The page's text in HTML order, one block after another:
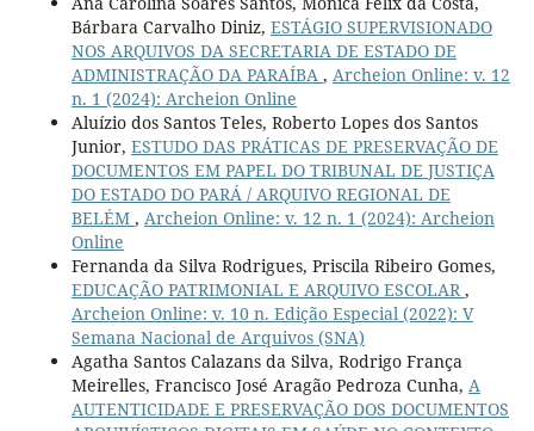
Bárbara Carvalho Diniz, ESTÁGIO SUPERVISIONADO
NOS ARQUIVOS DA SECRETARIA DE ESTADO DE
ADMINISTRAÇÃO DA PARAÍBA , Archeion Online: v. 12
n. 1 (2024): Archeion Online
Aluízio dos Santos Teles, Roberto Lopes dos Santos
Junior, ESTUDO DAS PRÁTICAS DE PRESERVAÇÃO DE
DOCUMENTOS EM PAPEL DO TRIBUNAL DE JUSTIÇA
DO ESTADO DO PARÁ / ARQUIVO REGIONAL DE
BELÉM , Archeion Online: v. 12 n. 1 (2024): Archeion
Online
Fernanda da Silva Rodrigues, Priscila Ribeiro Gomes,
EDUCAÇÃO PATRIMONIAL E ARQUIVO ESCOLAR,
Archeion Online: v. 10 n. Edição Especial (2022): V
Semana Nacional de Arquivos (SNA)
Agatha Santos Calazans da Silva, Rodrigo França
Meirelles, Francisco José Aragão Pedroza Cunha, A
AUTENTICIDADE E PRESERVAÇÃO DOS DOCUMENTOS